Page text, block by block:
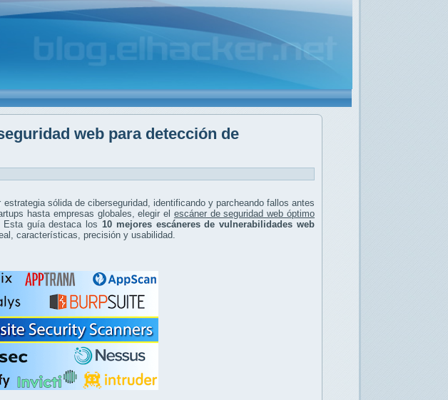
web para detección de
sólida de ciberseguridad, identificando y parcheando fallos antes
hasta empresas globales, elegir el escáner de seguridad web óptimo
Esta guía destaca los 10 mejores escáneres de vulnerabilidades web
características, precisión y usabilidad.